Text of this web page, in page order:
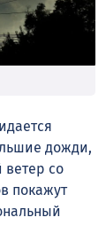
дожди,
со
покажут